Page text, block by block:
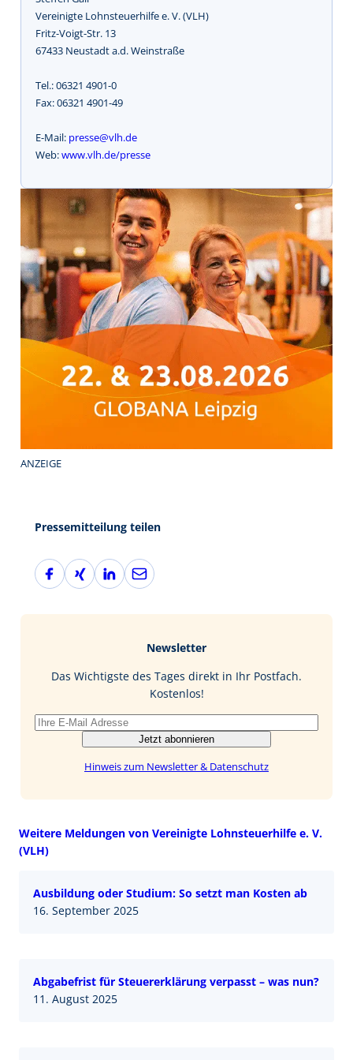
Vereinigte Lohnsteuerhilfe e. V. (VLH)
Fritz-Voigt-Str. 13
67433 Neustadt a.d. Weinstraße
Tel.: 06321 4901-0
Fax: 06321 4901-49
E-Mail: presse@vlh.de
Web:www.vlh.de/presse
ANZEIGE
Pressemitteilung teilen
F
a
X
i
L
i
I
E
-
Newsletter
Das Wichtigste des Tages direkt in Ihr Postfach.
Kostenlos!
Jetzt abonnieren
Hinweis zum Newsletter & Datenschutz
Weitere Meldungen von Vereinigte Lohnsteuerhilfe e. V.
(VLH)
Ausbildung oder Studium: So setzt man Kosten ab
16. September 2025
Abgabefrist für Steuererklärung verpasst – was nun?
11. August 2025